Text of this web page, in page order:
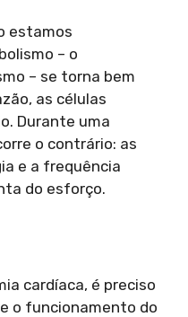
estamos
– o
– se torna bem
as células
Durante uma
o contrário: as
e a frequência
do esforço.
cardíaca, é preciso
o funcionamento do